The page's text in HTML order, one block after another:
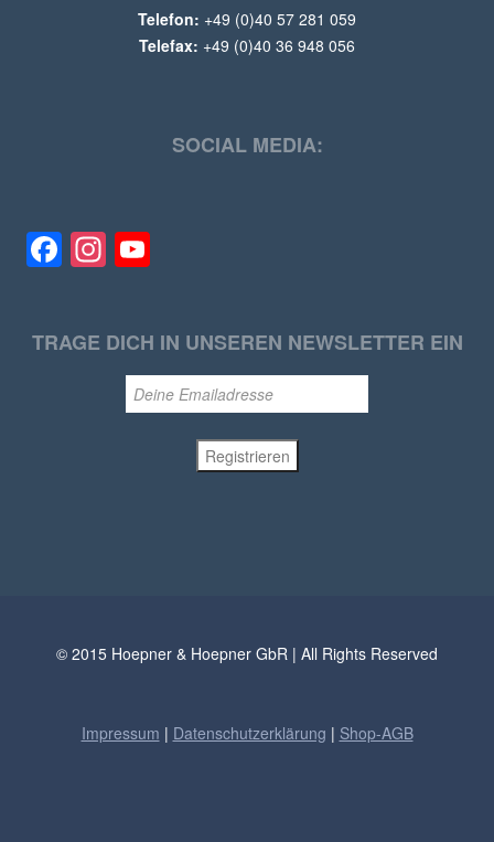
Telefon: +49 (0)40 57 281 059
Telefax: +49 (0)40 36 948 056
SOCIAL MEDIA:
Facebook
Instagram
TRAGE DICH IN UNSEREN NEWSLETTER EIN
© 2015 Hoepner & Hoepner GbR | All Rights Reserved
Impressum | Datenschutzerklärung | Shop-AGB